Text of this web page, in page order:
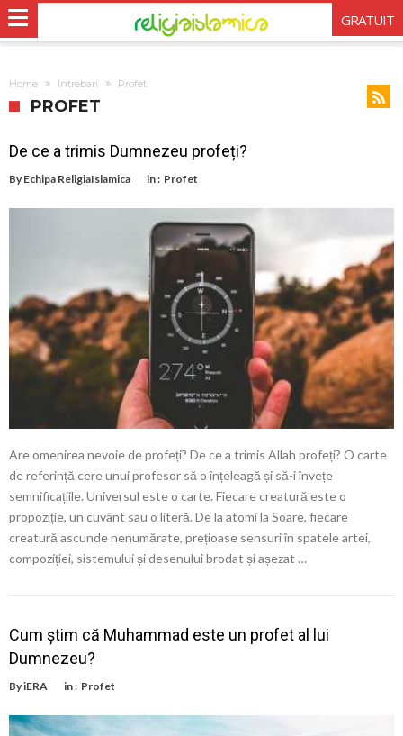
GRATUIT
Home Intrebari Profet
PROFET
De ce a trimis Dumnezeu profeți?
By Echipa ReligiaIslamica in : Profet
Are omenirea nevoie de profeți? De ce a trimis Allah profeți? O carte
de referință cere unui profesor să o înțeleagă și să-i învețe
semnificațiile. Universul este o carte. Fiecare creatură este o
propoziție, un cuvânt sau o literă. De la atomi la Soare, fiecare
creatură ascunde nenumărate, prețioase sensuri în spatele artei,
compoziției, sistemului și desenului brodat și așezat …
Cum știm că Muhammad este un profet al lui
Dumnezeu?
ByiERA in : Profet